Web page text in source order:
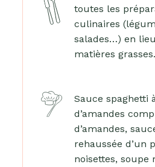
toutes les
culinaires
salades…) en
matières grasses.
Sauce spaghetti
d’amandes
d’amandes,
rehaussée d’un
noisettes, soupe